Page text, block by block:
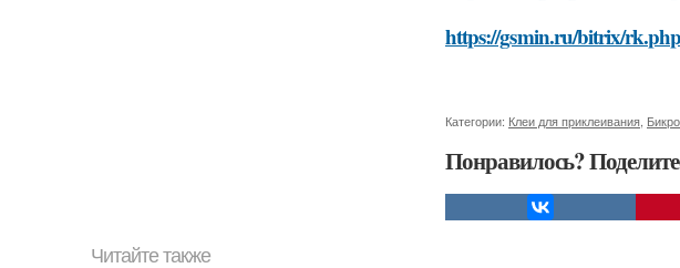
https://gsmin.ru/bitrix/
Категории: Клеи для приклеивания
Понравилось?
Читайте также